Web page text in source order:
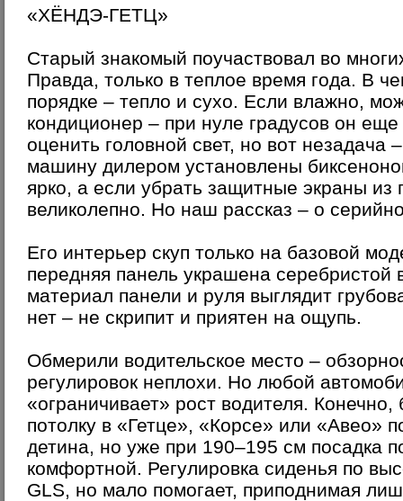
«ХЁНДЭ-ГЕТЦ»
Старый знакомый поучаствовал во
Правда, только в теплое время года. В
порядке – тепло и сухо. Если влажно,
кондиционер – при нуле градусов он
оценить головной свет, но вот незадача
машину дилером установлены
ярко, а если убрать защитные экраны из
великолепно. Но наш рассказ – о
Его интерьер скуп только на базовой
передняя панель украшена серебристой
материал панели и руля выглядит
нет – не скрипит и приятен на ощупь.
Обмерили водительское место –
регулировок неплохи. Но любой
«ограничивает» рост водителя. Конечно,
потолку в «Гетце», «Корсе» или «Авео»
детина, но уже при 190–195 см посадка
комфортной. Регулировка сиденья по
GLS, но мало помогает, приподнимая